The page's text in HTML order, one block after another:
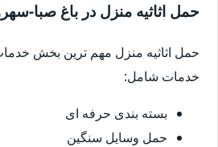
حمل اثاثیه منزل در باغ صبا-
حمل اثاثیه منزل مهم ترین بخش
خدمات شامل:
بسته بندی حرفه ای
حمل وسایل سنگین